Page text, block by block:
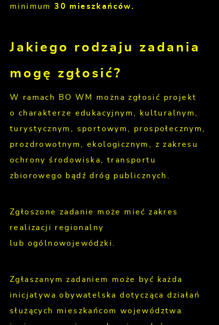
minimum30 mieszkańców.
Jakiego rodzaju zadania
mogę zgłosić?
W ramach BO WM można zgłosić projekt
o charakterze edukacyjnym, kulturalnym,
turystycznym, sportowym, prospołecznym,
prozdrowotnym, ekologicznym, z zakresu
ochrony środowiska, transportu
zbiorowego bądź dróg publicznych.
Zgłoszone zadanie może mieć zakres
realizacji regionalny
lub ogólnowojewódzki.
Zgłaszanym zadaniem może być każda
inicjatywa obywatelska dotycząca działań
służących mieszkańcom województwa